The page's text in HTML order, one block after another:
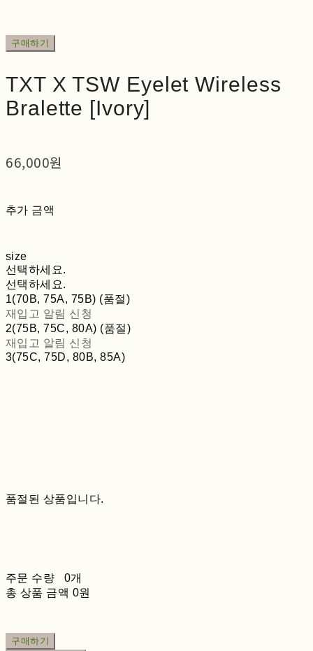
구매하기
TXT X TSW Eyelet Wireless
Bralette [Ivory]
66,000원
추가 금액
size
선택하세요.
선택하세요.
1(70B, 75A, 75B) (품절)
재입고 알림 신청
2(75B, 75C, 80A) (품절)
재입고 알림 신청
3(75C, 75D, 80B, 85A)
품절된 상품입니다.
주문 수량
0개
총 상품 금액 0원
구매하기